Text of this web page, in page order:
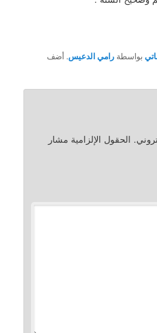
بواسطةرامي الدعيس. أضف
الحقول الإلزامية مشار